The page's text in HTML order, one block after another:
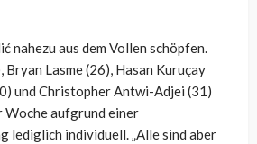
nahezu aus dem Vollen schöpfen.
Bryan Lasme (26), Hasan Kuruçay
und Christopher Antwi-Adjei (31)
aufgrund einer
lediglich individuell. „Alle sind aber